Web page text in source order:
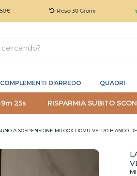
Reso 30 Giorni ★ ★ ★
COMPLEMENTI D'ARREDO QUADRI
24s RISPARMIA SUBITO
A SOSPENSIONE MILOOX DOMU VETRO BIANCO